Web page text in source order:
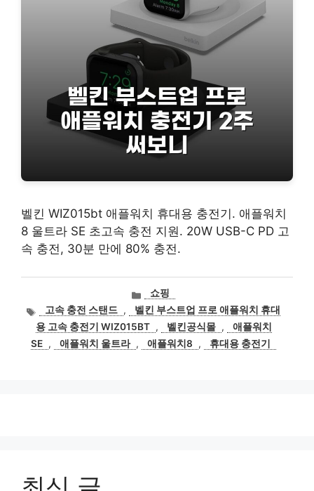
벨킨 WIZ015bt 애플워치 휴대용 충전기. 애플워치
8 울트라 SE 초고속 충전 지원. 20W USB-C PD 고
속 충전, 30분 만에 80% 충전.
카
테
고
리
쇼핑
태
그
고속 충전 스탠드 ,
벨킨 부스트업 프로 애플워치 휴대
용 고속 충전기 WIZ015BT , 벨킨공식몰 ,
애플워치
SE , 애플워치 울트라 , 애플워치8 , 휴대용 충전기